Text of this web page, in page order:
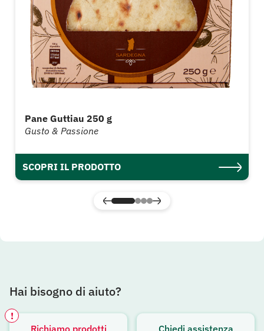
Pane Guttiau 250 g
Gusto & Passione
SCOPRI IL PRODOTTO
Hai bisogno di aiuto?
Richiamo prodotti
!
Chiedi assistenza